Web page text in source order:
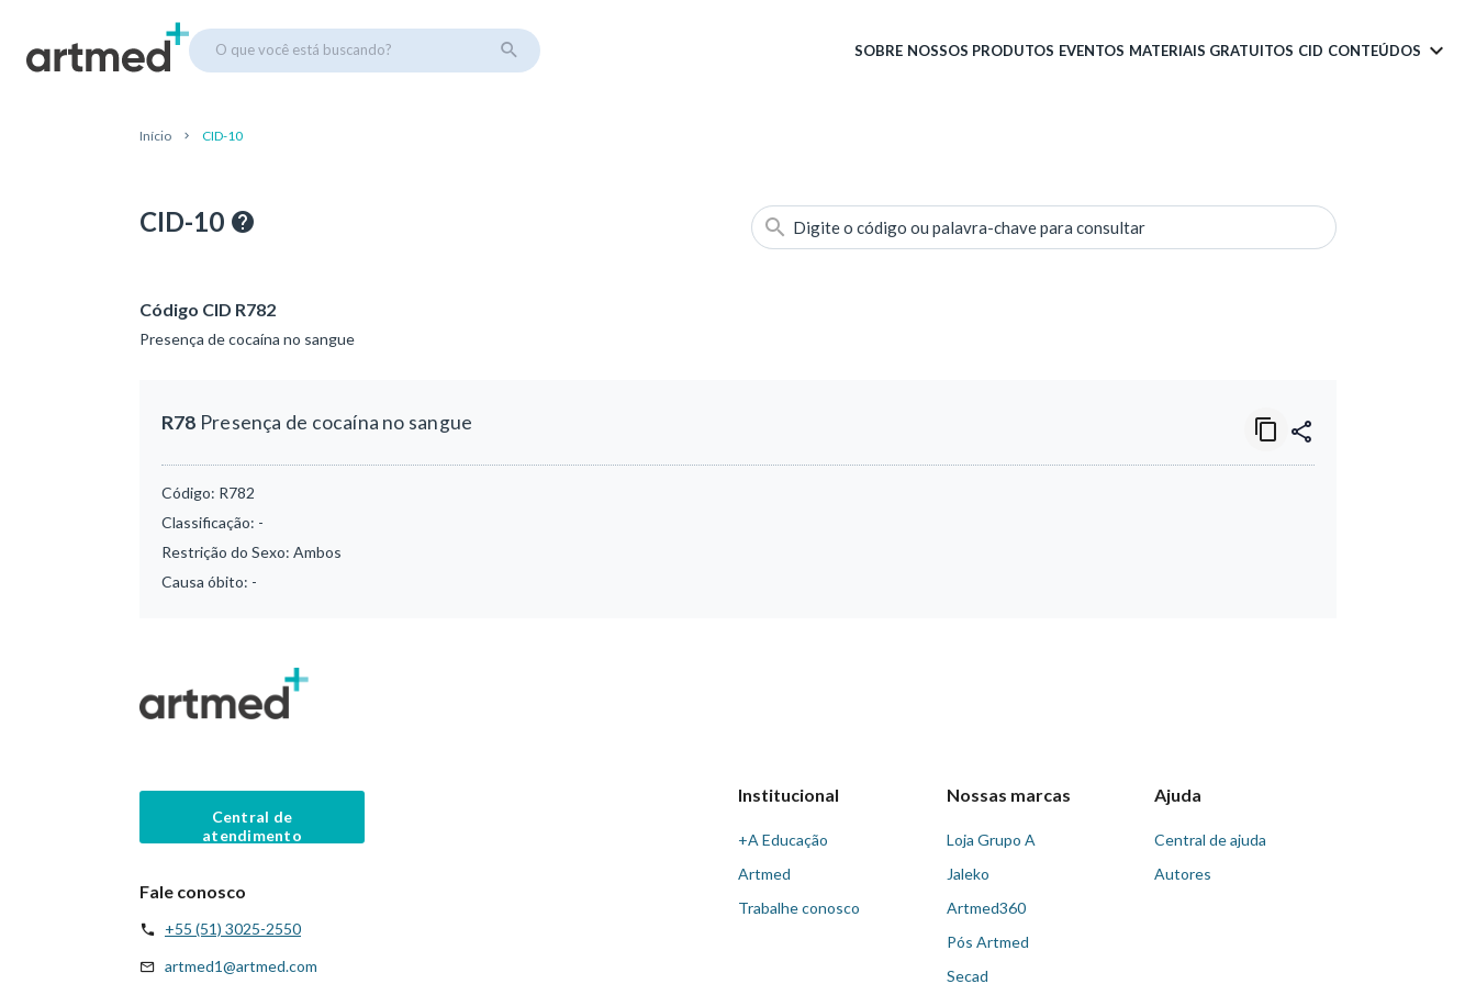
O que você está buscando? SOBRE NOSSOS PRODUTOS EVENTOS MATERIAIS GRATUITOS CID CONTEÚDOS
Início CID-10
CID-10 Digite o código ou palavra-chave para consultar
Código CID R782
Presença de cocaína no sangue
R78 Presença de cocaína no sangue
Código: R782
Classificação: -
Restrição do Sexo: Ambos
Causa óbito: -
Central de
atendimento
Fale conosco
+55 (51) 3025-2550
artmed1@artmed.com
Institucional
+A Educação
Artmed
Trabalhe conosco
Nossas marcas
Loja Grupo A
Jaleko
Artmed360
Pós Artmed
Secad
Ajuda
Central de ajuda
Autores